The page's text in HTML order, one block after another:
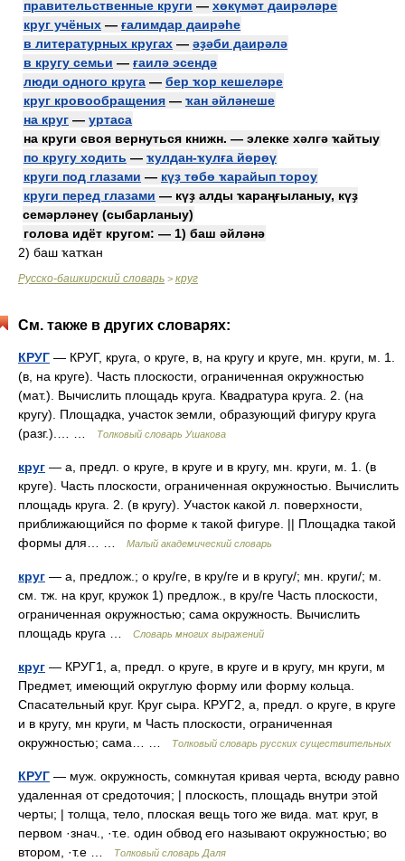
правительственные круги — хөкүмәт даирәләре
круг учёных — ғалимдар даирәһе
в литературных кругах — әҙәби даирәлә
в кругу семьи — ғаилә эсендә
люди одного круга — бер ҡор кешеләре
круг кровообращения — ҡан әйләнеше
на круг — уртаса
на круги своя вернуться книжн. — элекке хәлгә ҡайтыу
по кругу ходить — ҡулдан-ҡулға йөрөү
круги под глазами — күҙ төбө ҡарайып тороу
круги перед глазами — күҙ алды ҡараңғыланыу, күҙ
семәрләнеү (сыбарланыу)
голова идёт кругом: — 1) баш әйләнә
2) баш ҡатҡан
Русско-башкирский словарь > круг
См. также в других словарях:
КРУГ — КРУГ, круга, о круге, в, на кругу и круге, мн. круги, м. 1.
(в, на круге). Часть плоскости, ограниченная окружностью
(мат.). Вычислить площадь круга. Квадратура круга. 2. (на
кругу). Площадка, участок земли, образующий фигуру круга
(разг.).… …
Толковый словарь Ушакова
круг — а, предл. о круге, в круге и в кругу, мн. круги, м. 1. (в
круге). Часть плоскости, ограниченная окружностью. Вычислить
площадь круга. 2. (в кругу). Участок какой л. поверхности,
приближающийся по форме к такой фигуре. || Площадка такой
формы для… …
Малый академический словарь
круг — а, предлож.; о кру/ге, в кру/ге и в кругу/; мн. круги/; м.
см. тж. на круг, кружок 1) предлож., в кру/ге Часть плоскости,
ограниченная окружностью; сама окружность. Вычислить
площадь круга …
Словарь многих выражений
круг — КРУГ1, а, предл. о круге, в круге и в кругу, мн круги, м
Предмет, имеющий округлую форму или форму кольца.
Спасательный круг. Круг сыра. КРУГ2, а, предл. о круге, в круге
и в кругу, мн круги, м Часть плоскости, ограниченная
окружностью; сама… …
Толковый словарь русских существительных
КРУГ — муж. окружность, сомкнутая кривая черта, всюду равно
удаленная от средоточия; | плоскость, площадь внутри этой
черты; | толща, тело, плоская вещь того же вида. мат. круг, в
первом ·знач., ·т.е. один обвод его называют окружностью; во
втором, ·т.е …
Толковый словарь Даля